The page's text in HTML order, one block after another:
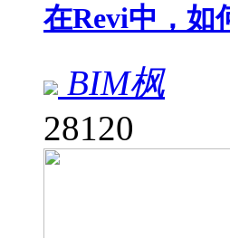
在Revi中，如
BIM枫
28120